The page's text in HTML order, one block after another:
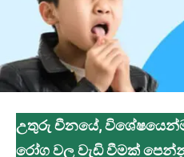
උතුරු චීනයේ,
රෝග වල වැඩි වීමක්